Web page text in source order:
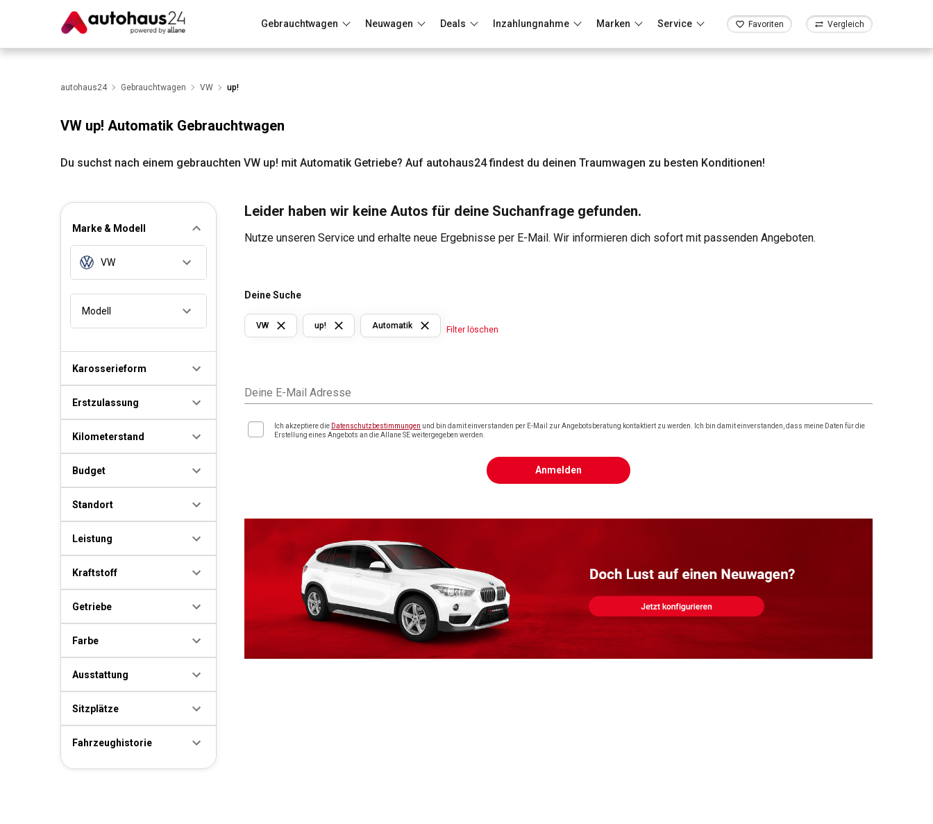
Gebrauchtwagen Neuwagen Deals Inzahlungnahme Marken Service Favoriten Vergleich
Wir bewerten dein AutoRund um die Inzahlungnahme
autohaus24 Gebrauchtwagen VW up!
VW up! Automatik Gebrauchtwagen
Du suchst nach einem gebrauchten VW up! mit Automatik Getriebe? Auf autohaus24 findest du deinen Traumwagen zu besten Konditionen!
Marke & Modell
VW
Modell
Karosserieform
Erstzulassung
Kilometerstand
Budget
Standort
Leistung
Kraftstoff
Getriebe
Farbe
Ausstattung
Sitzplätze
Fahrzeughistorie
Leider haben wir keine Autos für deine Suchanfrage gefunden.
Nutze unseren Service und erhalte neue Ergebnisse per E-Mail. Wir informieren dich sofort mit passenden Angeboten.
Deine Suche
VW up! Automatik Filter löschen
Deine E-Mail Adresse
Ich akzeptiere die Datenschutzbestimmungen und bin damit einverstanden per E-Mail zur Angebotsberatung kontaktiert zu werden. Ich bin damit einverstanden, dass meine Daten für die
Erstellung eines Angebots an die Allane SE weitergegeben werden.
Anmelden